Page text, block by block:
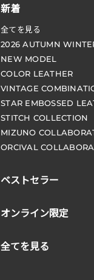
新着
全てを見る
2026 AUTUMN
NEW MODEL
COLOR LEATHER
VINTAGE
STAR EMBOSSED
STITCH COLLECTION
MIZUNO
ORCIVAL
ベストセラー
オンライン限定
全てを見る